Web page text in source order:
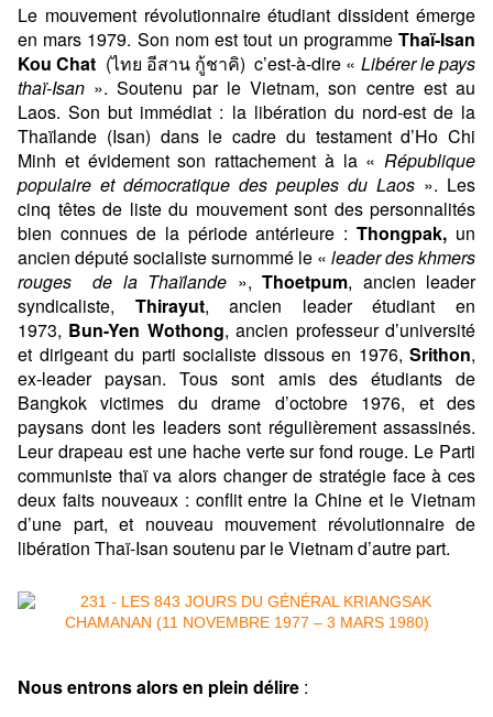
Le mouvement révolutionnaire étudiant dissident émerge
en mars 1979. Son nom est tout un programme Thaï-Isan
Kou Chat (ไทย อีสาน กู้ชาคิ) c’est-à-dire « Libérer le pays
thaï-Isan ». Soutenu par le Vietnam, son centre est au
Laos. Son but immédiat : la libération du nord-est de la
Thaïlande (Isan) dans le cadre du testament d’Ho Chi
Minh et évidement son rattachement à la « République
populaire et démocratique des peuples du Laos ». Les
cinq têtes de liste du mouvement sont des personnalités
bien connues de la période antérieure :Thongpak, un
ancien député socialiste surnommé le « leader des khmers
rouges de la Thaïlande », Thoetpum, ancien leader
syndicaliste, Thirayut, ancien leader étudiant en
1973, Bun-Yen Wothong, ancien professeur d’université
et dirigeant du parti socialiste dissous en 1976, Srithon,
ex-leader paysan. Tous sont amis des étudiants de
Bangkok victimes du drame d’octobre 1976, et des
paysans dont les leaders sont régulièrement assassinés.
Leur drapeau est une hache verte sur fond rouge. Le Parti
communiste thaï va alors changer de stratégie face à ces
deux faits nouveaux : conflit entre la Chine et le Vietnam
d’une part, et nouveau mouvement révolutionnaire de
libération Thaï-Isan soutenu par le Vietnam d’autre part.
Nous entrons alors en plein délire :